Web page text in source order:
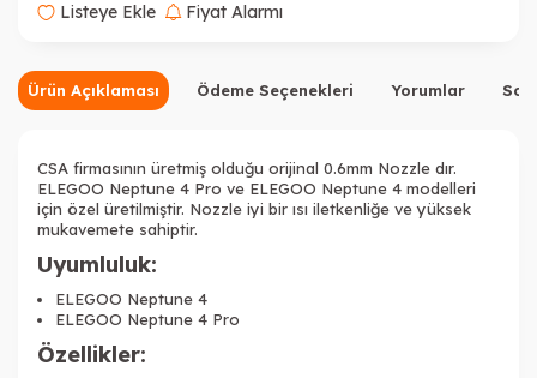
Listeye Ekle Fiyat Alarmı
Ürün Açıklaması Ödeme Seçenekleri Yorumlar
CSA firmasının üretmiş olduğu orijinal 0.6mm Nozzle dır.
ELEGOO Neptune 4 Pro ve ELEGOO Neptune 4 modelleri
için özel üretilmiştir. Nozzle iyi bir ısı iletkenliğe ve yüksek
mukavemete sahiptir.
Uyumluluk:
ELEGOO Neptune 4
ELEGOO Neptune 4 Pro
Özellikler: